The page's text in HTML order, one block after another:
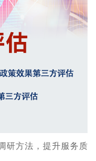
研方法，提升服务质